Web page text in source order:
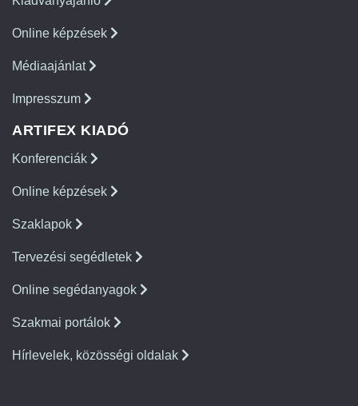
Online képzések
Médiaajánlat
Impresszum
ARTIFEX KIADÓ
Konferenciák
Online képzések
Szaklapok
Tervezési segédletek
Online segédanyagok
Szakmai portálok
Hírlevelek, közösségi oldalak